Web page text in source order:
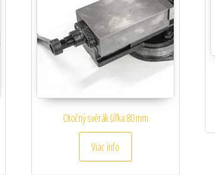
Otočný svěrák šířka 80 mm
Viac info